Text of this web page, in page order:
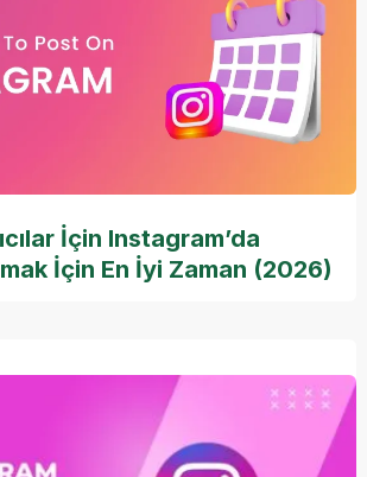
İçin Instagram’da
İçin En İyi Zaman (2026)